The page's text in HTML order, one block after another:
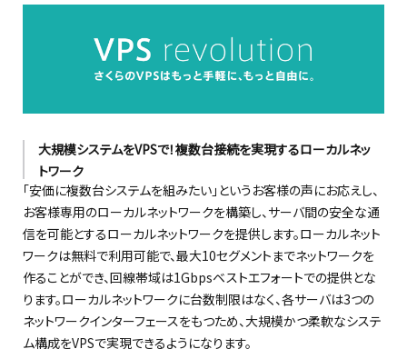
大規模システムをVPSで！複数台接続を実現するローカルネッ
トワーク
「安価に複数台システムを組みたい」というお客様の声にお応えし、
お客様専用のローカルネットワークを構築し、サーバ間の安全な通
信を可能とするローカルネットワークを提供します。ローカルネット
ワークは無料で利用可能で、最大10セグメントまでネットワークを
作ることができ、回線帯域は1Gbpsベストエフォートでの提供とな
ります。ローカルネットワークに台数制限はなく、各サーバは3つの
ネットワークインターフェースをもつため、大規模かつ柔軟なシステ
ム構成をVPSで実現できるようになります。